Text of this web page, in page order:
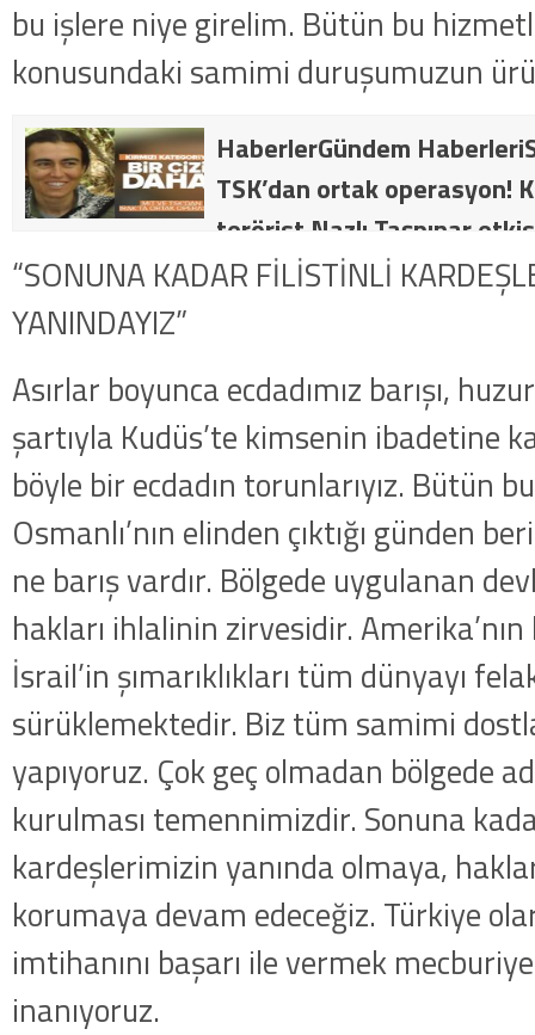
bu işlere niye girelim. Bütün bu
konusundaki samimi duruşumuzun
HaberlerGündem
TSK’dan ortak operasyon!
terörist Nazlı Taşpınar
dakika: MİT ve TSK’dan
kategorideki terörist Nazlı
“SONUNA KADAR FİLİSTİNLİ
YANINDAYIZ”
Asırlar boyunca ecdadımız barışı,
şartıyla Kudüs’te kimsenin ibadetine
böyle bir ecdadın torunlarıyız. Bütün
Osmanlı’nın elinden çıktığı günden
ne barış vardır. Bölgede uygulanan
hakları ihlalinin zirvesidir.
İsrail’in şımarıklıkları tüm dünyayı
sürüklemektedir. Biz tüm samimi
yapıyoruz. Çok geç olmadan bölgede
kurulması temennimizdir. Sonuna
kardeşlerimizin yanında olmaya,
korumaya devam edeceğiz. Türkiye
imtihanını başarı ile vermek
inanıyoruz.